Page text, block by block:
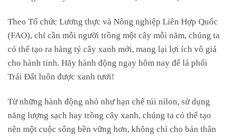
Theo Tổ chức Lương thực và Nông nghiệp Liên Hợp Quốc
(FAO), chỉ cần mỗi người trồng một cây mỗi năm, chúng ta
có thể tạo ra hàng tỷ cây xanh mới, mang lại lợi ích vô giá
cho hành tinh. Hãy hành động ngay hôm nay để lá phổi
Trái Đất luôn được xanh tươi!
Từ những hành động nhỏ như hạn chế túi nilon, sử dụng
năng lượng sạch hay trồng cây xanh, chúng ta có thể tạo
nên một cuộc sống bền vững hơn, không chỉ cho bản thân